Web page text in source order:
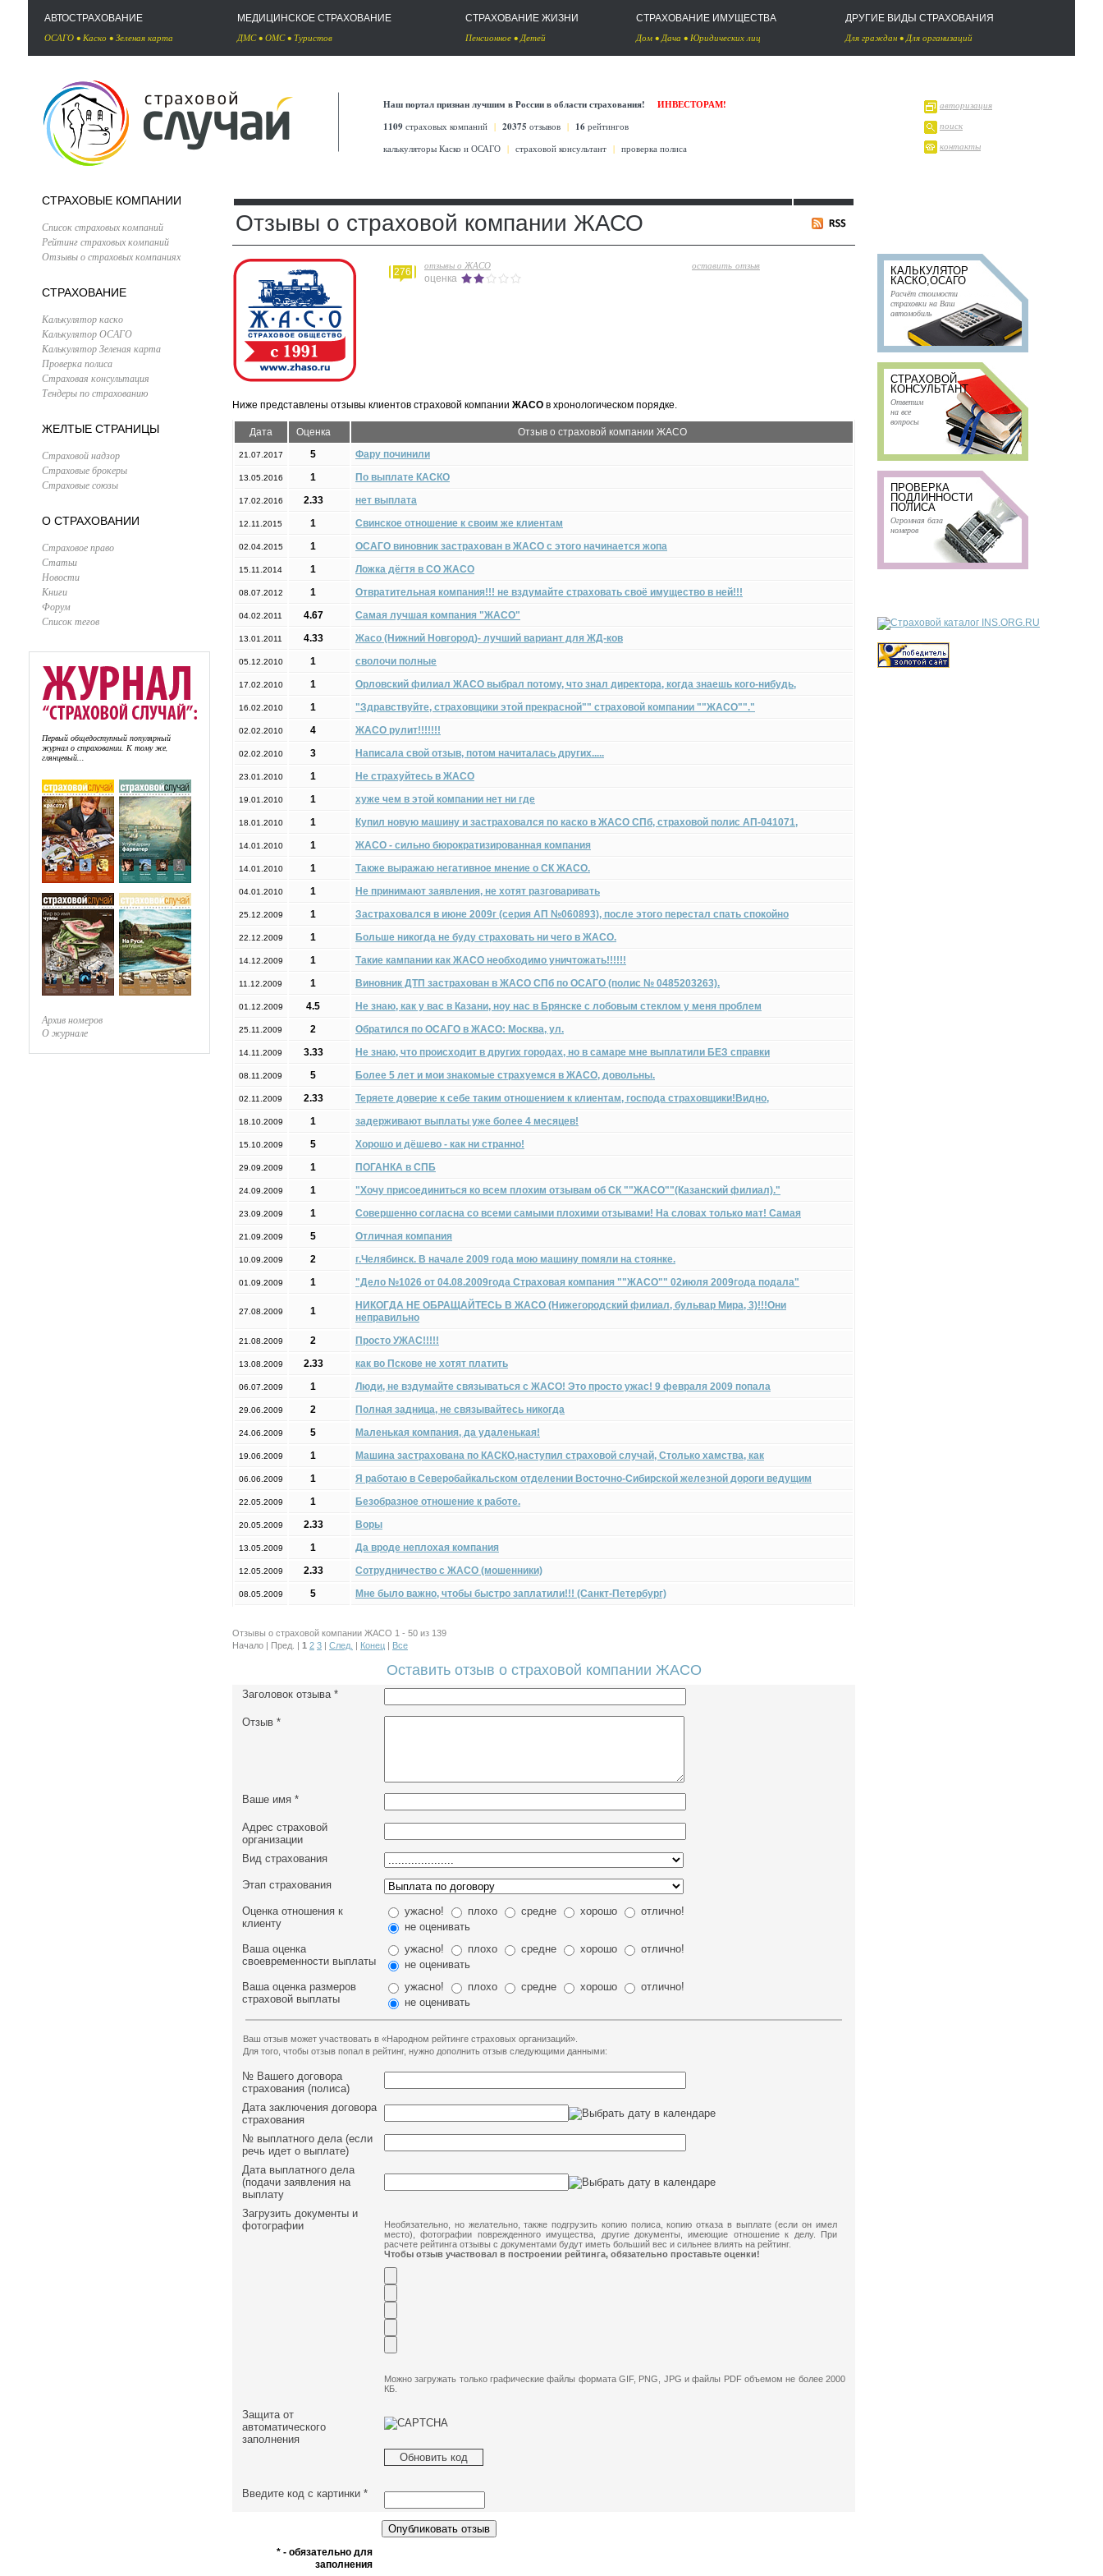
АВТОСТРАХОВАНИЕ
ОСАГО • Каско • Зеленая карта
МЕДИЦИНСКОЕ СТРАХОВАНИЕ
ДМС• ОМС• Туристов
СТРАХОВАНИЕ ЖИЗНИ
Пенсионное •Детей
СТРАХОВАНИЕ ИМУЩЕСТВА
Дом •Дача • Юридических лиц
ДРУГИЕ ВИДЫ СТРАХОВАНИЯ
Для граждан •Для организаций
Наш портал признан лучшим в России в области страхования!
ИНВЕСТОРАМ!
1109 страховых компаний | 20375 отзывов | 16 рейтингов
калькуляторы Каско и ОСАГО | страховой консультант | проверка полиса
авторизация
поиск
контакты
СТРАХОВЫЕ КОМПАНИИ
Список страховых компаний
Рейтинг страховых компаний
Отзывы о страховых компаниях
СТРАХОВАНИЕ
Калькулятор каско
Калькулятор ОСАГО
Калькулятор Зеленая карта
Проверка полиса
Страховая консультация
Тендеры по страхованию
ЖЕЛТЫЕ СТРАНИЦЫ
Страховой надзор
Страховые брокеры
Страховые союзы
О СТРАХОВАНИИ
Страховое право
Статьи
Новости
Книги
Форум
Список тегов
Первый общедоступный популярный
журнал о страховании. К тому же,
глянцевый...
Архив номеров
О журнале
Отзывы о страховой компании ЖАСО
276
отзывы о ЖАСО
оценка
оставить отзыв
Ниже представлены отзывы клиентов страховой компании ЖАСО в хронологическом порядке.
Дата Оценка Отзыв о страховой компании ЖАСО
21.07.2017 5 Фару починили
13.05.2016 1 По выплате КАСКО
17.02.2016 2.33 нет выплата
12.11.2015 1 Свинское отношение к своим же клиентам
02.04.2015 1 ОСАГО виновник застрахован в ЖАСО с этого начинается жопа
15.11.2014 1 Ложка дёгтя в СО ЖАСО
08.07.2012 1 Отвратительная компания!!! не вздумайте страховать своё имущество в ней!!!
04.02.2011 4.67 Самая лучшая компания "ЖАСО"
13.01.2011 4.33 Жасо (Нижний Новгород)- лучший вариант для ЖД-ков
05.12.2010 1 сволочи полные
17.02.2010 1 Орловский филиал ЖАСО выбрал потому, что знал директора, когда знаешь кого-нибудь,
16.02.2010 1 "Здравствуйте, страховщики этой прекрасной"" страховой компании ""ЖАСО""."
02.02.2010 4 ЖАСО рулит!!!!!!!
02.02.2010 3 Написала свой отзыв, потом начиталась других.....
23.01.2010 1 Не страхуйтесь в ЖАСО
19.01.2010 1 хуже чем в этой компании нет ни где
18.01.2010 1 Купил новую машину и застраховался по каско в ЖАСО СПб, страховой полис АП-041071,
14.01.2010 1 ЖАСО - сильно бюрократизированная компания
14.01.2010 1 Также выражаю негативное мнение о СК ЖАСО.
04.01.2010 1 Не принимают заявления, не хотят разговаривать
25.12.2009 1 Застраховался в июне 2009г (серия АП №060893), после этого перестал спать спокойно
22.12.2009 1 Больше никогда не буду страховать ни чего в ЖАСО.
14.12.2009 1 Такие кампании как ЖАСО необходимо уничтожать!!!!!!
11.12.2009 1 Виновник ДТП застрахован в ЖАСО СПб по ОСАГО (полис № 0485203263).
01.12.2009 4.5 Не знаю, как у вас в Казани, ноу нас в Брянске с лобовым стеклом у меня проблем
25.11.2009 2 Обратился по ОСАГО в ЖАСО: Москва, ул.
14.11.2009 3.33 Не знаю, что происходит в других городах, но в самаре мне выплатили БЕЗ справки
08.11.2009 5 Более 5 лет и мои знакомые страхуемся в ЖАСО, довольны.
02.11.2009 2.33 Теряете доверие к себе таким отношением к клиентам, господа страховщики!Видно,
18.10.2009 1 задерживают выплаты уже более 4 месяцев!
15.10.2009 5 Хорошо и дёшево - как ни странно!
29.09.2009 1 ПОГАНКА в СПБ
24.09.2009 1 "Хочу присоединиться ко всем плохим отзывам об СК ""ЖАСО""(Казанский филиал)."
23.09.2009 1 Совершенно согласна со всеми самыми плохими отзывами! На словах только мат! Самая
21.09.2009 5 Отличная компания
10.09.2009 2 г.Челябинск. В начале 2009 года мою машину помяли на стоянке.
01.09.2009 1 "Дело №1026 от 04.08.2009года Страховая компания ""ЖАСО"" 02июля 2009года подала"
27.08.2009 1
НИКОГДА НЕ ОБРАЩАЙТЕСЬ В ЖАСО (Нижегородский филиал, бульвар Мира, 3)!!!Они
неправильно
21.08.2009 2 Просто УЖАС!!!!!
13.08.2009 2.33 как во Пскове не хотят платить
06.07.2009 1 Люди, не вздумайте связываться с ЖАСО! Это просто ужас! 9 февраля 2009 попала
29.06.2009 2 Полная задница, не связывайтесь никогда
24.06.2009 5 Маленькая компания, да удаленькая!
19.06.2009 1 Машина застрахована по КАСКО,наступил страховой случай, Столько хамства, как
06.06.2009 1 Я работаю в Северобайкальском отделении Восточно-Сибирской железной дороги ведущим
22.05.2009 1 Безобразное отношение к работе.
20.05.2009 2.33 Воры
13.05.2009 1 Да вроде неплохая компания
12.05.2009 2.33 Сотрудничество с ЖАСО (мошенники)
08.05.2009 5 Мне было важно, чтобы быстро заплатили!!! (Санкт-Петербург)
Отзывы о страховой компании ЖАСО 1 - 50 из 139
Начало | Пред. | 1 2 3 | След. | Конец | Все
Оставить отзыв о страховой компании ЖАСО
Заголовок отзыва *
Отзыв *
Ваше имя *
Адрес страховой
организации
Вид страхования
Этап страхования
Оценка отношения к
клиенту
ужасно! плохо средне хорошо
отлично!
не оценивать
Ваша оценка
своевременности выплаты
ужасно! плохо средне хорошо
отлично!
не оценивать
Ваша оценка размеров
страховой выплаты
ужасно! плохо средне хорошо
отлично!
не оценивать
Ваш отзыв может участвовать в «Народном рейтинге страховых организаций».
Для того, чтобы отзыв попал в рейтинг, нужно дополнить отзыв следующими данными:
№ Вашего договора
страхования (полиса)
Дата заключения договора
страхования
№ выплатного дела (если
речь идет о выплате)
Дата выплатного дела
(подачи заявления на
выплату
Загрузить документы и
фотографии
Необязательно, но желательно, также подгрузить копию полиса, копию отказа в выплате (если он имел
место), фотографии поврежденного имущества, другие документы, имеющие отношение к делу. При
расчете рейтинга отзывы с документами будут иметь больший вес и сильнее влиять на рейтинг.
Чтобы отзыв участвовал в построении рейтинга, обязательно проставьте оценки!
Можно загружать только графические файлы формата GIF, PNG, JPG и файлы PDF объемом не более 2000
КБ.
Защита от
автоматического
заполнения
Обновить код
Введите код с картинки *
* - обязательно для
заполнения
КАЛЬКУЛЯТОР
КАСКО,ОСАГО
Расчёт стоимости
страховки на Ваш
автомобиль
СТРАХОВОЙ
КОНСУЛЬТАНТ
Ответим
на все
вопросы
ПРОВЕРКА
ПОДЛИННОСТИ
ПОЛИСА
Огромная база
номеров